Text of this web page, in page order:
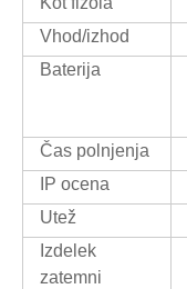
Vhod/izhod
Baterija
Čas polnjenja
IP ocena
Utež
Izdelek
zatemni